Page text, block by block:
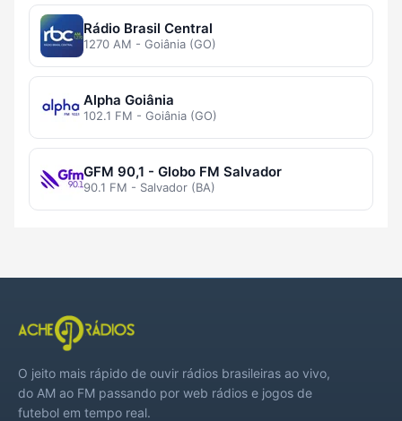
Rádio Brasil Central
1270 AM - Goiânia (GO)
Alpha Goiânia
102.1 FM - Goiânia (GO)
GFM 90,1 - Globo FM Salvador
90.1 FM - Salvador (BA)
O jeito mais rápido de ouvir rádios brasileiras ao vivo,
do AM ao FM passando por web rádios e jogos de
futebol em tempo real.